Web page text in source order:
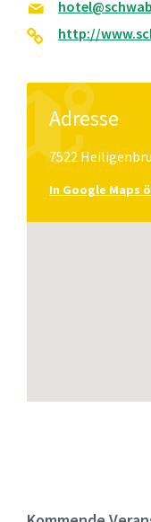
http://
Adresse
7522
In Google Maps